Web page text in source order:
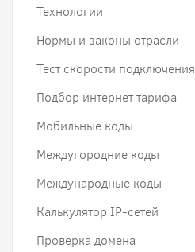
Технологии
Нормы и законы отрасли
Тест скорости подключения
Подбор интернет тарифа
Мобильные коды
Междугородние коды
Международные коды
Калькулятор IP-сетей
Проверка домена